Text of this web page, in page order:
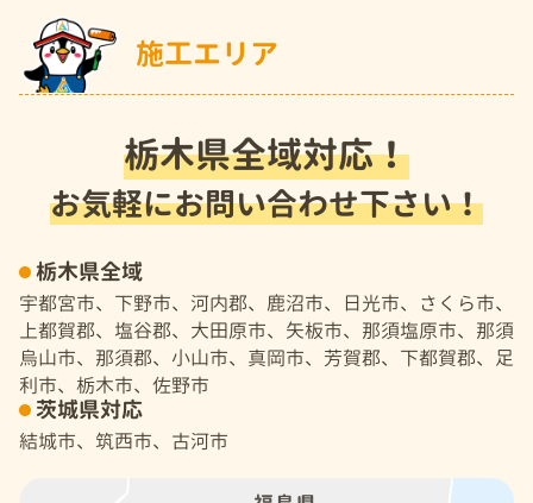
施工エリア
栃木県全域対応！
お気軽にお問い合わせ下さい！
栃木県全域
宇都宮市、下野市、河内郡、鹿沼市、日光市、さくら市、
上都賀郡、塩谷郡、大田原市、矢板市、那須塩原市、那須
烏山市、那須郡、小山市、真岡市、芳賀郡、下都賀郡、足
利市、栃木市、佐野市
茨城県対応
結城市、筑西市、古河市